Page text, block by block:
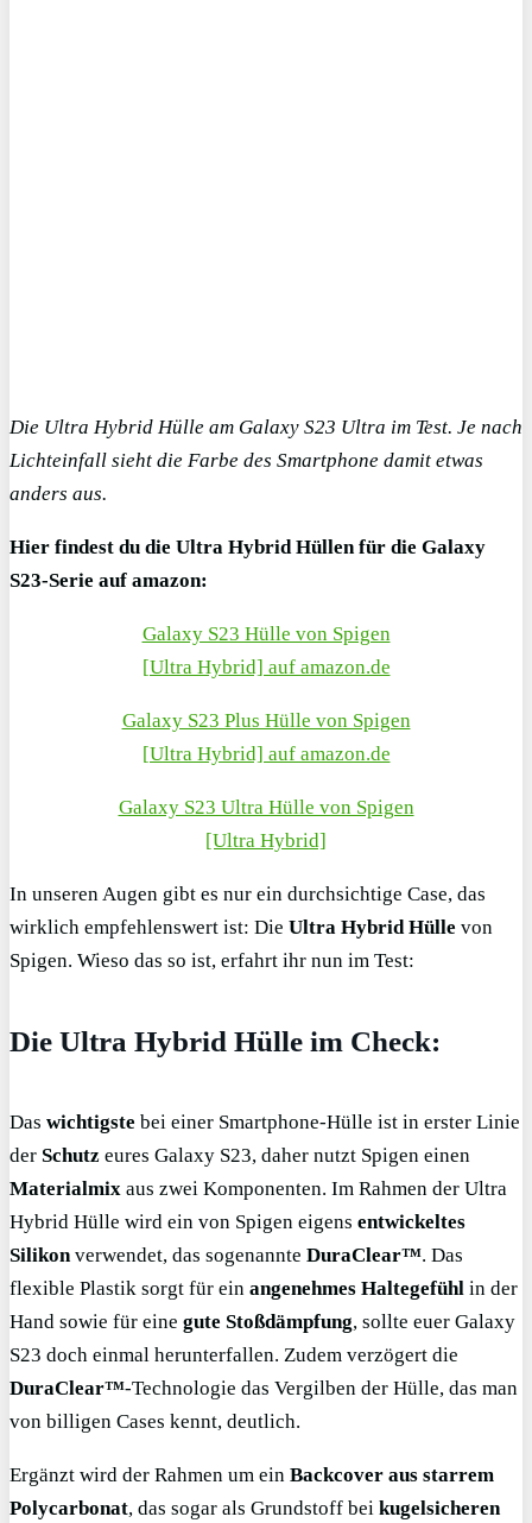
Die Ultra Hybrid Hülle am Galaxy S23 Ultra im Test. Je nach
Lichteinfall sieht die Farbe des Smartphone damit etwas
anders aus.
Hier findest du die Ultra Hybrid Hüllen für die Galaxy
S23-Serie auf amazon:
Galaxy S23 Hülle von Spigen
[Ultra Hybrid] auf amazon.de
Galaxy S23 Plus Hülle von Spigen
[Ultra Hybrid] auf amazon.de
Galaxy S23 Ultra Hülle von Spigen
[Ultra Hybrid]
In unseren Augen gibt es nur ein durchsichtige Case, das
wirklich empfehlenswert ist: Die Ultra Hybrid Hülle von
Spigen. Wieso das so ist, erfahrt ihr nun im Test:
Die Ultra Hybrid Hülle im Check:
Das wichtigste bei einer Smartphone-Hülle ist in erster Linie
der Schutz eures Galaxy S23, daher nutzt Spigen einen
Materialmix aus zwei Komponenten. Im Rahmen der Ultra
Hybrid Hülle wird ein von Spigen eigens entwickeltes
Silikonverwendet, das sogenannte DuraClear™. Das
flexible Plastik sorgt für ein angenehmes Haltegefühl in der
Hand sowie für eine gute Stoßdämpfung, sollte euer Galaxy
S23 doch einmal herunterfallen. Zudem verzögert die
DuraClear™-Technologie das Vergilben der Hülle, das man
von billigen Cases kennt, deutlich.
Ergänzt wird der Rahmen um ein Backcover aus starrem
Polycarbonat, das sogar als Grundstoff bei kugelsicheren